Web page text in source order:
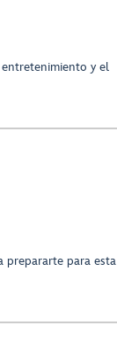
y el
prepararte para esta